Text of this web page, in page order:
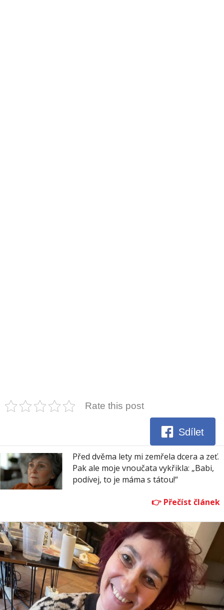
Rate this post
Sdílet
Před dvěma lety mi zemřela dcera a zeť.
Pak ale moje vnoučata vykřikla: „Babi,
podívej, to je máma s tátou!“